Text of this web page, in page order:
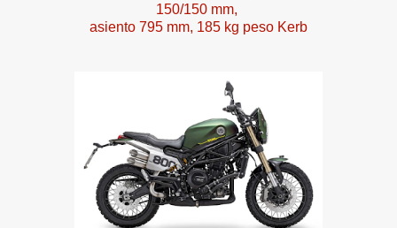
150/150 mm,
asiento 795 mm, 185 kg peso Kerb